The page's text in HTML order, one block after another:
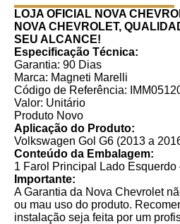
LOJA OFICIAL NOVA
NOVA CHEVROLET,
SEU ALCANCE!
Especificação Técnica:
Garantia: 90 Dias
Marca: Magneti Marelli
Código de Referência:
Valor: Unitário
Produto Novo
Aplicação do Produto:
Volkswagen Gol G6 (2013 a
Conteúdo da Embalagem:
1 Farol Principal Lado
Importante:
A Garantia da Nova Chevrolet
ou mau uso do produto.
instalação seja feita por um